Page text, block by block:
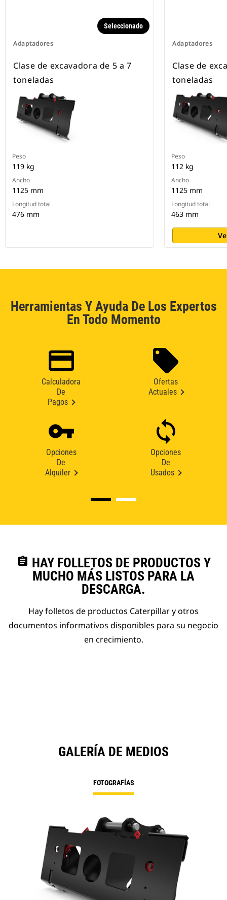
Adaptadores
Seleccionado
Clase de excavadora de 5 a 7
toneladas
Peso
119 kg
Ancho
1125 mm
Longitud total
476 mm
Adaptadores
Clase de
toneladas
Peso
112 kg
Ancho
1125 mm
Longitud total
463 mm
Herramientas Y Ayuda De Los Expertos
En Todo Momento
Calculadora
De
Pagos
Ofertas
Actuales
Opciones
De
Alquiler
Opciones
De
Usados
assignment HAY FOLLETOS DE PRODUCTOS Y
MUCHO MÁS LISTOS PARA LA
DESCARGA.
Hay folletos de productos Caterpillar y otros
documentos informativos disponibles para su negocio
en crecimiento.
GALERÍA DE MEDIOS
FOTOGRAFÍAS